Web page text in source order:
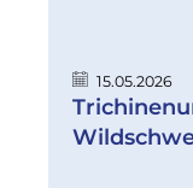
15.05.2026